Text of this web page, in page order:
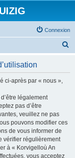
Connexion
ci-après par « nous »,
légalement
pas d’être
veuillez ne pas
pouvons modifier ces
de vous informer de
vérifier régulièrement
à « Korvigelloù An
vous acceptez